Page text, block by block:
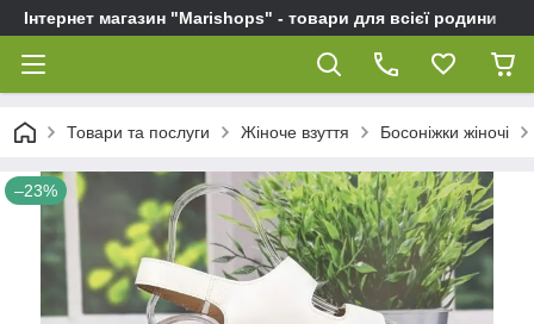
Інтернет магазин "Marishops" - товари для всієї родини
Товари та послуги Жіноче взуття Босоніжки жіночі
–23%